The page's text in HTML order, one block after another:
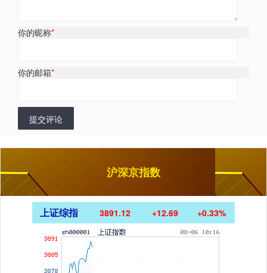
你的昵称*
你的邮箱*
提交评论
沪深京指数
上证综指 3891.12 +12.69 +0.33%